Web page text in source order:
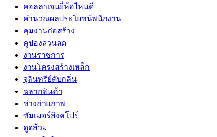
คอลลาเจนยี่ห้อไหนดี
คำนวณผลประโยชน์พนักงาน
คุมงานก่อสร้าง
คูปองส่วนลด
งานราชการ
งานโครงสร้างเหล็ก
จุลินทรีย์ดับกลิ่น
ฉลากสินค้า
ช่างถ่ายภาพ
ซัมเมอร์สิงคโปร์
ดูดส้วม